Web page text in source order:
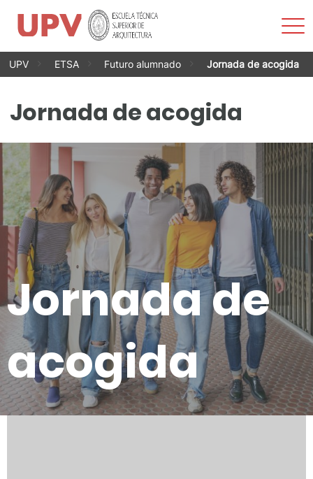
Saltar
UPV ETSA Futuro alumnado Jornada de acogida
Jornada de acogida
Jornada de
acogida